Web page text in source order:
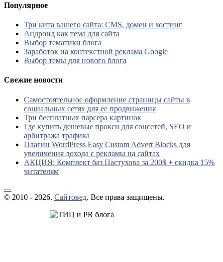
Популярное
Три кита вашего сайта: CMS, домен и хостинг
Андроид как тема для сайта
Выбор тематики блога
Заработок на контекстной реклама Google
Выбор темы для нового блога
Свежие новости
Самостоятельное оформление страницы сайты в
социальных сетях для ее продвижения
Три бесплатных парсера картинок
Где купить дешевые прокси для соцсетей, SEO и
арбитража трафика
Плагин WordPress Easy Custom Advert Blocks для
увеличения дохода с рекламы на сайтах
АКЦИЯ: Комплект баз Пастухова за 200$ + скидка 15%
читателям
---
© 2010 - 2026. Сайтовед. Все права защищены.